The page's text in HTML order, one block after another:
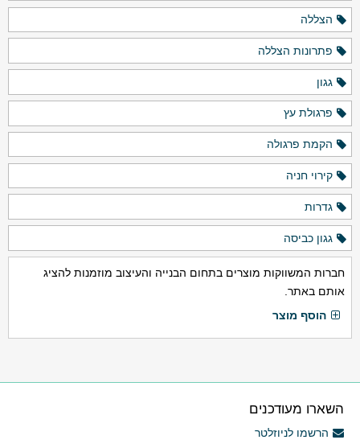
הצללה
פתרונות הצללה
גגון
פרגולת עץ
הקמת פרגולה
קירוי חניה
גדרות
גגון כביסה
חברות המשווקות מוצרים בתחום הבנייה והעיצוב מוזמנות להציג
אותם באתר.
הוסף מוצר
השארו מעודכנים
הרשמו לניוזלטר